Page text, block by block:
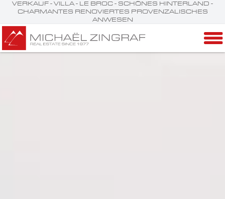
VERKAUF - VILLA - LE BROC - SCHÖNES HINTERLAND -
CHARMANTES RENOVIERTES PROVENZALISCHES
ANWESEN